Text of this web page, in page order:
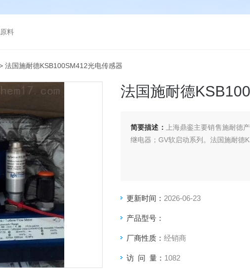
料
法国施耐德KSB100SM412光电传感器
法国施耐德
简要描述：
上海鼎銮主要销售施耐德
继电器；GV软启动系列。法国施耐德
更新时间： 2026-06-23
产品型号：
厂商性质： 经销商
访 问 量： 1082